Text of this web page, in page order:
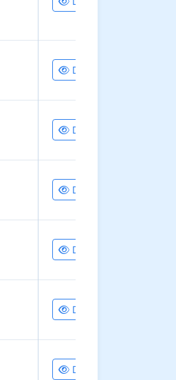
Details
Details
Details
Details
Details
Details